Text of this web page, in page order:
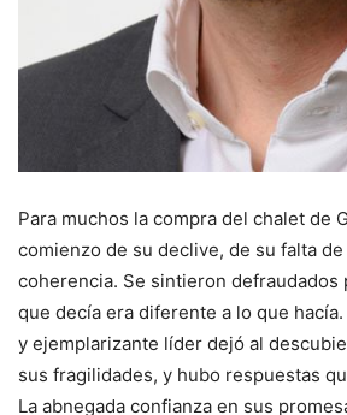
Para muchos la compra del chalet de
comienzo de su declive, de su falta
coherencia. Se sintieron defraudados
que decía era diferente a lo que
y ejemplarizante líder dejó al
sus fragilidades, y hubo respuestas
La abnegada confianza en sus